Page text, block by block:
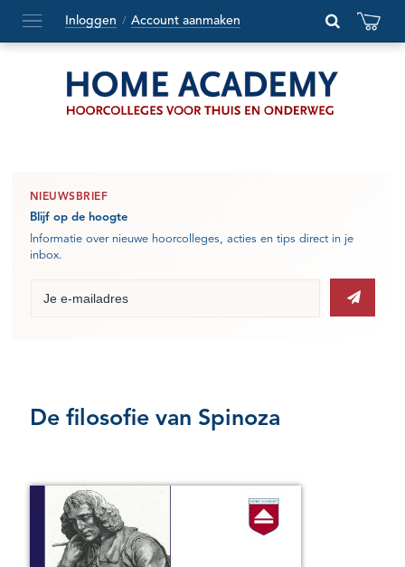
Hoofdmenu
openen
Inloggen / Account aanmaken
NIEUWSBRIEF
Blijf op de hoogte
Informatie over nieuwe hoorcolleges, acties en tips direct in je
inbox.
De filosofie van Spinoza